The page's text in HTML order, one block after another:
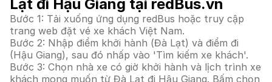
Lạt đi Hậu Giang tại redBus.vn
Bước 1: Tải xuống ứng dụng redBus hoặc truy cập
trang web đặt vé xe khách Việt Nam.
Bước 2: Nhập điểm khởi hành (Đà Lạt) và điểm đi
(Hậu Giang), sau đó nhấp vào 'Tìm kiếm xe khách'.
Bước 3: Chọn nhà xe có giờ khởi hành và lịch trình xe
khách mong muốn từ Đà Lạt đi Hậu Giang. Bấm chọn